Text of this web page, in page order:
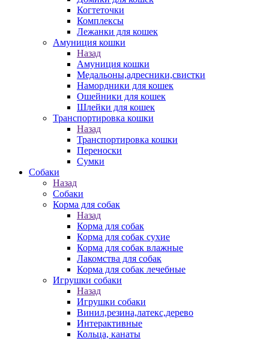
Когтеточки
Комплексы
Лежанки для кошек
Амуниция кошки
Назад
Амуниция кошки
Медальоны,адресники,свистки
Намордники для кошек
Ошейники для кошек
Шлейки для кошек
Транспортировка кошки
Назад
Транспортировка кошки
Переноски
Сумки
Собаки
Назад
Собаки
Корма для собак
Назад
Корма для собак
Корма для собак сухие
Корма для собак влажные
Лакомства для собак
Корма для собак лечебные
Игрушки собаки
Назад
Игрушки собаки
Винил,резина,латекс,дерево
Интерактивные
Кольца, канаты